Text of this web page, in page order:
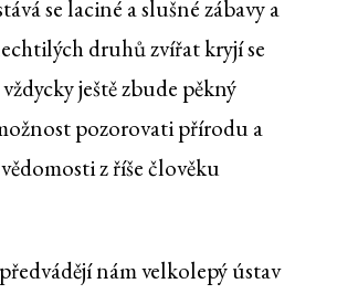
se laciné a slušné zábavy a
druhů zvířat kryjí se
ještě zbude pěkný
pozorovati přírodu a
z říše člověku
nám velkolepý ústav